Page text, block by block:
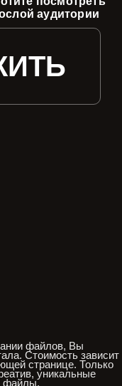
аудитории
файлов, Вы
Стоимость зависит
странице. Только
уникальные
файлы.